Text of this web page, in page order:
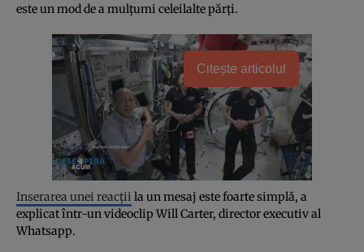
este un mod de a mulțumi celeilalte părți.
Citește articolul
Inserarea unei reacții la un mesaj este foarte simplă, a
explicat într-un videoclip Will Carter, director executiv al
Whatsapp.